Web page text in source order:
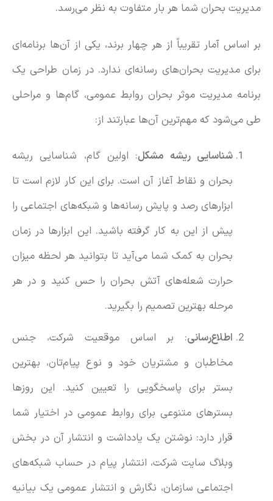
مدیریت بحران شما هر بار متفاوت به نظر می‌رسد.
بر اساس آمار تقریباً از هر چهار برند، یکی از آن‌ها برنامه‌ای
برای مدیریت بحران‌های رسانه‌ای ندارد. در زمان طراحی یک
برنامه مدیریت موثر بحران روابط عمومی، گام‌ها و مراحلی
طی می‌شود که مهم‌ترین آن‌ها عبارتند از:
شناسایی ریشه مشکل: اولین گام، شناسایی ریشه
بحران و نقاط آغاز آن است. برای این کار لازم است تا
ابزارهای رصد و پایش رسانه‌ها و شبکه‌های اجتماعی را
پیش از این به کار گرفته باشید. این ابزارها در زمان
بحران به کمک شما می‌آید تا بتوانید هر لحظه میزان
حرارت شعله‌های آتش بحران را حس کنید و در هر
مرحله بهترین تصمیم را بگیرید.
اطلاع‌رسانی: بر اساس موقعیت شرکت، جنس
مخاطبان و مشتریان خود و نوع پیام‌تان، بهترین
بستر برای پاسخگویی را تعیین کنید. این روزها
بسترهای متنوعی برای روابط عمومی در اختیار شما
قرار دارد: نوشتن یک یادداشت و انتشار آن در بخش
وبلاگ سایت شرکت، انتشار پیام در حساب شبکه‌های
اجتماعی سازمان، نگارش و انتشار عمومی یک بیانیه